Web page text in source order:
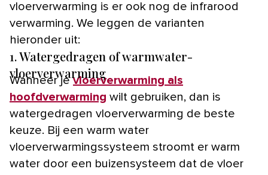
vloerverwarming is er ook nog de infrarood
verwarming. We leggen de varianten
hieronder uit:
1. Watergedragen of warmwater-
vloerverwarming
Wanneer jevloerverwarming als
hoofdverwarming wilt gebruiken, dan is
watergedragen vloerverwarming de beste
keuze. Bij een warm water
vloerverwarmingssysteem stroomt er warm
water door een buizensysteem dat de vloer